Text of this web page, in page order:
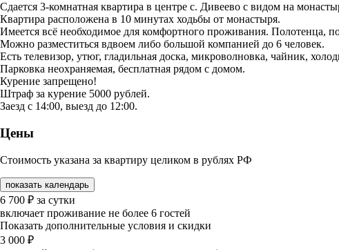
Сдается 3-комнатная квартира в центре с. Дивеево с видом на
Квартира расположена в 10 минутах ходьбы от монастыря.
Имеется всё необходимое для комфортного проживания. Полотенца,
Можно разместиться вдвоем либо большой компанией до 6 человек.
Есть телевизор, утюг, гладильная доска, микроволновка, чайник,
Парковка неохраняемая, бесплатная рядом с домом.
Курение запрещено!
Штраф за курение 5000 рублей.
Заезд с 14:00, выезд до 12:00.
Цены
Стоимость указана за квартиру целиком в рублях РФ
показать календарь
6 700 ₽ за сутки
включает проживание не более 6 гостей
Показать дополнительные условия и скидки
3 000 ₽